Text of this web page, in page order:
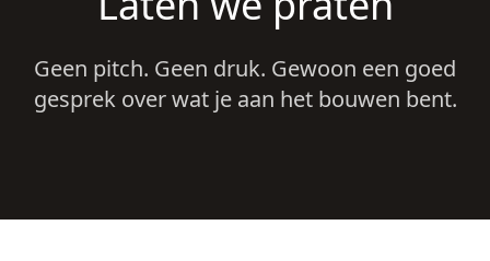
Geen pitch. Geen druk. Gewoon een goed
gesprek over wat je aan het bouwen bent.